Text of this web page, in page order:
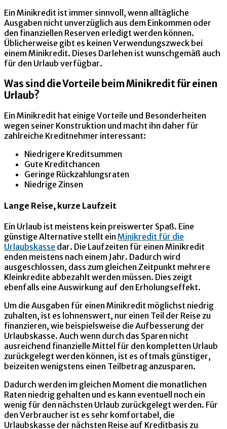
Ein Minikredit ist immer sinnvoll, wenn alltägliche
Ausgaben nicht unverzüglich aus dem Einkommen oder
den finanziellen Reserven erledigt werden können.
Üblicherweise gibt es keinen Verwendungszweck bei
einem Minikredit. Dieses Darlehen ist wunschgemäß auch
für den Urlaub verfügbar.
Was sind die Vorteile beim Minikredit für einen
Urlaub?
Ein Minikredit hat einige Vorteile und Besonderheiten
wegen seiner Konstruktion und macht ihn daher für
zahlreiche Kreditnehmer interessant:
Niedrigere Kreditsummen
Gute Kreditchancen
Geringe Rückzahlungsraten
Niedrige Zinsen
Lange Reise, kurze Laufzeit
Ein Urlaub ist meistens kein preiswerter Spaß. Eine
günstige Alternative stellt ein Minikredit für die
Urlaubskasse dar. Die Laufzeiten für einen Minikredit
enden meistens nach einem Jahr. Dadurch wird
ausgeschlossen, dass zum gleichen Zeitpunkt mehrere
Kleinkredite abbezahlt werden müssen. Dies zeigt
ebenfalls eine Auswirkung auf den Erholungseffekt.
Um die Ausgaben für einen Minikredit möglichst niedrig
zuhalten, ist es lohnenswert, nur einen Teil der Reise zu
finanzieren, wie beispielsweise die Aufbesserung der
Urlaubskasse. Auch wenn durch das Sparen nicht
ausreichend finanzielle Mittel für den kompletten Urlaub
zurückgelegt werden können, ist es oftmals günstiger,
beizeiten wenigstens einen Teilbetrag anzusparen.
Dadurch werden im gleichen Moment die monatlichen
Raten niedrig gehalten und es kann eventuell noch ein
wenig für den nächsten Urlaub zurückgelegt werden. Für
den Verbraucher ist es sehr komfortabel, die
Urlaubskasse der nächsten Reise auf Kreditbasis zu